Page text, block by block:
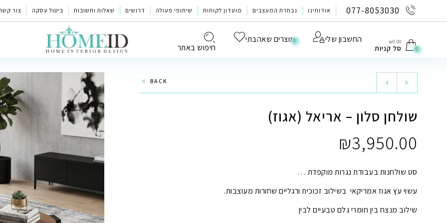
077-8053030 אודותינו נבחרת המעצבים מועדון לקוחות שיתופי פעולה דרושים שאלות ותשובות ביטול עסקה צור
חיפוש באתר
0מוצרים שאהבתי החשבון שלי ₪0.00
סל קניות 0
BACK
שולחן סלון – אריאל (אגוז)
₪3,950.00
סט שולחנות בעבודת נגרות מוקפדת …
עשוי עץ אגוז אמריקאי בשילוב זכוכית ורגליים שחורות מעוצבות.
שילוב מנצח בין חומרי גלם טבעיים לבין